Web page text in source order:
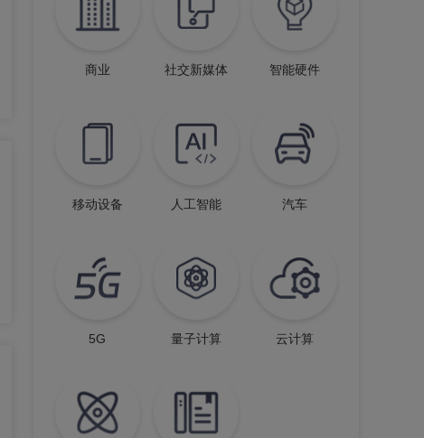
商业 社交新媒体 智能硬件
移动设备 人工智能 汽车
5G 量子计算 云计算